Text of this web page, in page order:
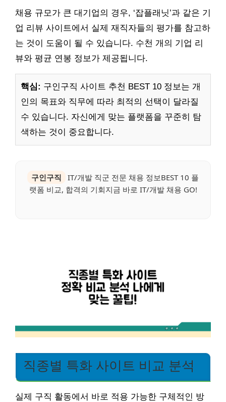
채용 규모가 큰 대기업의 경우, ‘잡플래닛’과 같은 기
업 리뷰 사이트에서 실제 재직자들의 평가를 참고하
는 것이 도움이 될 수 있습니다. 수천 개의 기업 리
뷰와 평균 연봉 정보가 제공됩니다.
핵심: 구인구직 사이트 추천 BEST 10 정보는 개
인의 목표와 직무에 따라 최적의 선택이 달라질
수 있습니다. 자신에게 맞는 플랫폼을 꾸준히 탐
색하는 것이 중요합니다.
구인구직
IT/개발 직군 전문 채용 정보BEST 10 플
랫폼 비교, 합격의 기회지금 바로 IT/개발 채용 GO!
직종별 특화 사이트 비교 분석
실제 구직 활동에서 바로 적용 가능한 구체적인 방